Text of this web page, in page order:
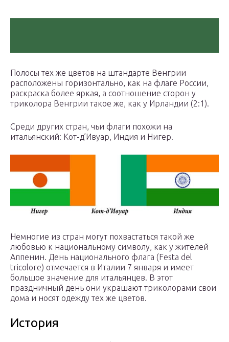
Полосы тех же цветов на штандарте Венгрии
расположены горизонтально, как на флаге России,
раскраска более яркая, а соотношение сторон у
триколора Венгрии такое же, как у Ирландии (2:1).
Среди других стран, чьи флаги похожи на
итальянский: Кот-д’Ивуар, Индия и Нигер.
Немногие из стран могут похвастаться такой же
любовью к национальному символу, как у жителей
Аппенин. День национального флага (Festa del
tricolore) отмечается в Италии 7 января и имеет
большое значение для итальянцев. В этот
праздничный день они украшают триколорами свои
дома и носят одежду тех же цветов.
История